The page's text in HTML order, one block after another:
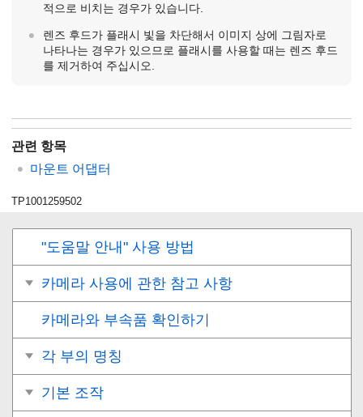
적으로 비치는 경우가 있습니다.
렌즈 후드가 플래시 빛을 차단해서 이미지 상에 그림자로
나타나는 경우가 있으므로 플래시를 사용할 때는 렌즈 후드
를 제거하여 주십시오.
관련 항목
마운트 어댑터
TP1001259502
"도움말 안내" 사용 방법
카메라 사용에 관한 참고 사항
카메라와 부속품 확인하기
각 부의 명칭
기본 조작